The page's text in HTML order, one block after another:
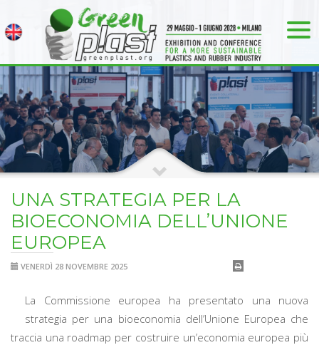
UNA STRATEGIA PER LA
BIOECONOMIA DELL’UNIONE
EUROPEA
VENERDÌ 28 NOVEMBRE 2025
La Commissione europea ha presentato una nuova
strategia per una bioeconomia dell’Unione Europea che
traccia una roadmap per costruire un’economia europea più